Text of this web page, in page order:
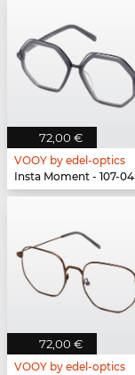
72,00 €
VOOY by edel-optics
Insta Moment - 107-04
72,00 €
VOOY by edel-optics